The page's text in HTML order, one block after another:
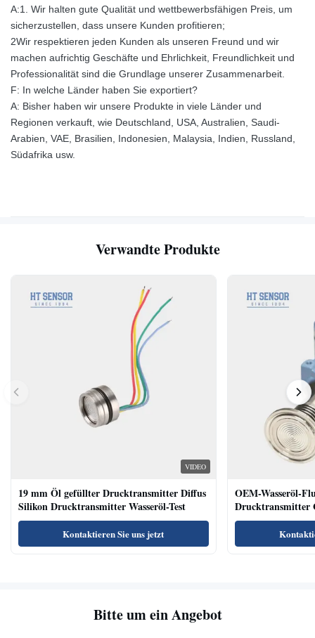
A:1. Wir halten gute Qualität und wettbewerbsfähigen Preis, um
sicherzustellen, dass unsere Kunden profitieren;
2Wir respektieren jeden Kunden als unseren Freund und wir
machen aufrichtig Geschäfte und Ehrlichkeit, Freundlichkeit und
Professionalität sind die Grundlage unserer Zusammenarbeit.
F: In welche Länder haben Sie exportiert?
A: Bisher haben wir unsere Produkte in viele Länder und
Regionen verkauft, wie Deutschland, USA, Australien, Saudi-
Arabien, VAE, Brasilien, Indonesien, Malaysia, Indien, Russland,
Südafrika usw.
Verwandte Produkte
VIDEO
19 mm Öl gefüllter Drucktransmitter Diffus
Silikon Drucktransmitter Wasseröl-Test
Kontaktieren Sie uns jetzt
OEM-Wasseröl-
Drucktransmitter
Bitte um ein Angebot